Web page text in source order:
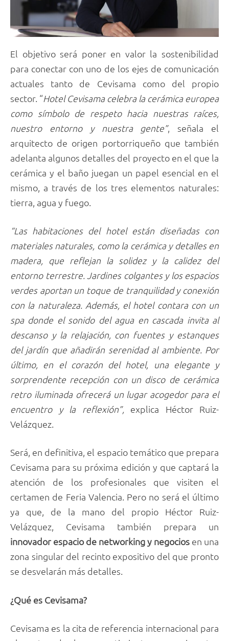
El objetivo será poner en valor la sostenibilidad
para conectar con uno de los ejes de comunicación
actuales tanto de Cevisama como del propio
sector. “Hotel Cevisama celebra la cerámica europea
como símbolo de respeto hacia nuestras raíces,
nuestro entorno y nuestra gente”, señala el
arquitecto de origen portorriqueño que también
adelanta algunos detalles del proyecto en el que la
cerámica y el baño juegan un papel esencial en el
mismo, a través de los tres elementos naturales:
tierra, agua y fuego.
“Las habitaciones del hotel están diseñadas con
materiales naturales, como la cerámica y detalles en
madera, que reflejan la solidez y la calidez del
entorno terrestre. Jardines colgantes y los espacios
verdes aportan un toque de tranquilidad y conexión
con la naturaleza. Además, el hotel contara con un
spa donde el sonido del agua en cascada invita al
descanso y la relajación, con fuentes y estanques
del jardín que añadirán serenidad al ambiente. Por
último, en el corazón del hotel, una elegante y
sorprendente recepción con un disco de cerámica
retro iluminada ofrecerá un lugar acogedor para el
encuentro y la reflexión”,explica Héctor Ruiz-
Velázquez.
Será, en definitiva, el espacio temático que prepara
Cevisama para su próxima edición y que captará la
atención de los profesionales que visiten el
certamen de Feria Valencia. Pero no será el último
ya que, de la mano del propio Héctor Ruiz-
Velázquez, Cevisama también prepara un
innovador espacio de networking y negocios en una
zona singular del recinto expositivo del que pronto
se desvelarán más detalles.
¿Qué es Cevisama?
Cevisama es la cita de referencia internacional para